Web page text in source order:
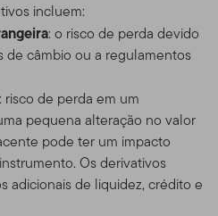
incluem:
: o risco de perda devido
de câmbio ou a regulamentos
: risco de perda em um
pequena alteração no valor
pode ter um impacto
Os derivativos
adicionais de liquidez, crédito e